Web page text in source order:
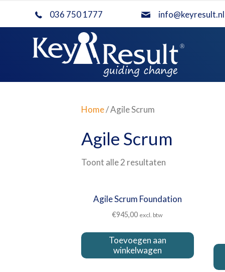
036 750 1777 info@keyresult.nl
Home/ Agile Scrum
Agile Scrum
Toont alle 2 resultaten
Agile Scrum Foundation
€945,00 excl. btw
Toevoegen aan
winkelwagen